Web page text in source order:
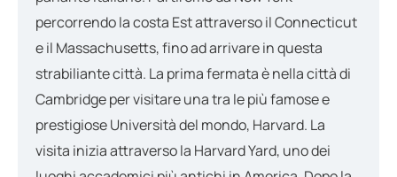
percorrendo la costa Est attraverso il Connecticut
e il Massachusetts, fino ad arrivare in questa
strabiliante città. La prima fermata è nella città di
Cambridge per visitare una tra le più famose e
prestigiose Università del mondo, Harvard. La
visita inizia attraverso la Harvard Yard, uno dei